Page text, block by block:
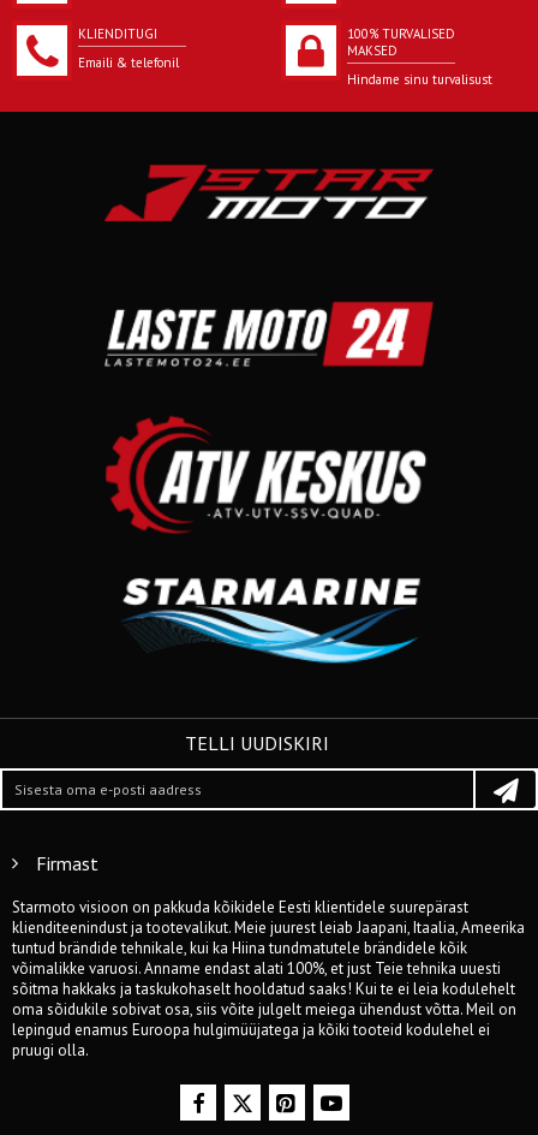
KLIENDITUGI
Emaili & telefonil
100% TURVALISED
MAKSED
Hindame sinu turvalisust
TELLI UUDISKIRI
Firmast
Starmoto visioon on pakkuda kõikidele Eesti klientidele suurepärast
klienditeenindust ja tootevalikut. Meie juurest leiab Jaapani, Itaalia, Ameerika
tuntud brändide tehnikale, kui ka Hiina tundmatutele brändidele kõik
võimalikke varuosi. Anname endast alati 100%, et just Teie tehnika uuesti
sõitma hakkaks ja taskukohaselt hooldatud saaks! Kui te ei leia kodulehelt
oma sõidukile sobivat osa, siis võite julgelt meiega ühendust võtta. Meil on
lepingud enamus Euroopa hulgimüüjatega ja kõiki tooteid kodulehel ei
pruugi olla.